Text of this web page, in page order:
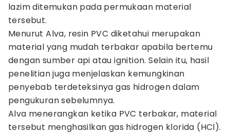
lazim ditemukan pada permukaan material
tersebut.
Menurut Alva, resin PVC diketahui merupakan
material yang mudah terbakar apabila bertemu
dengan sumber api atau ignition. Selain itu, hasil
penelitian juga menjelaskan kemungkinan
penyebab terdeteksinya gas hidrogen dalam
pengukuran sebelumnya.
Alva menerangkan ketika PVC terbakar, material
tersebut menghasilkan gas hidrogen klorida (HCl).